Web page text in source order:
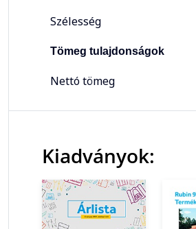
Szélesség
Tömeg tulajdonságok
Nettó tömeg
Kiadványok: